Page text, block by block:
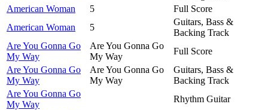
American Woman
5
Full Score
American Woman
5
Guitars, Bass &
Backing Track
Are You Gonna Go
My Way
Are You Gonna Go
My Way
Full Score
Are You Gonna Go
My Way
Are You Gonna Go
My Way
Guitars, Bass &
Backing Track
Are You Gonna Go
My Way
Rhythm Guitar